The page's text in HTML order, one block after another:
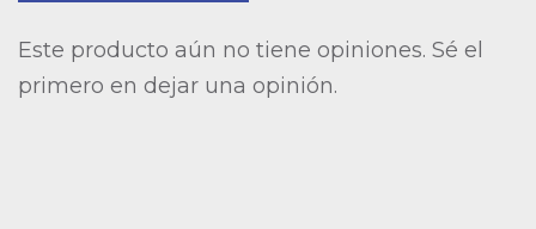
Este producto aún no tiene opiniones. Sé el
primero en dejar una opinión.